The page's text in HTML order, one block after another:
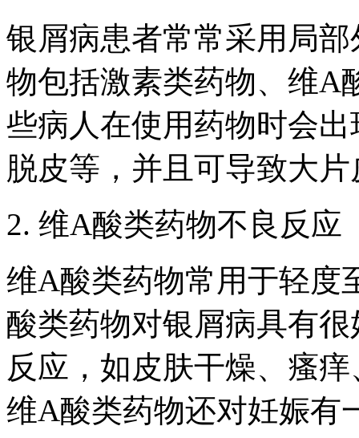
银屑病患者常常采用局
物包括激素类药物、维A
些病人在使用药物时会
脱皮等，并且可导致大
2. 维A酸类药物不良反应
维A酸类药物常用于轻度
酸类药物对银屑病具有
反应，如皮肤干燥、瘙
维A酸类药物还对妊娠有